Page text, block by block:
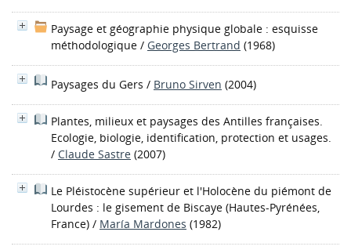
Paysage et géographie physique globale : esquisse
méthodologique / Georges Bertrand (1968)
Paysages du Gers / Bruno Sirven (2004)
Plantes, milieux et paysages des Antilles françaises.
Ecologie, biologie, identification, protection et usages.
/ Claude Sastre (2007)
Le Pléistocène supérieur et l'Holocène du piémont de
Lourdes : le gisement de Biscaye (Hautes-Pyrénées,
France) / María Mardones (1982)